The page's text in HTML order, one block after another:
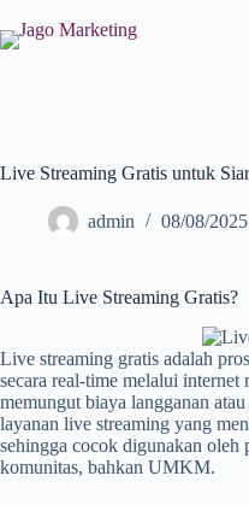
Live Streaming Gratis untuk
admin 08/08/2025
Apa Itu Live Streaming Gratis?
Live streaming gratis adalah
secara real-time melalui
memungut biaya langganan
layanan live streaming yang
sehingga cocok digunakan oleh
komunitas, bahkan UMKM.